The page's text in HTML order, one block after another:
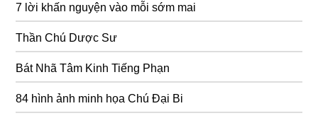
7 lời khấn nguyện vào mỗi sớm mai
Thần Chú Dược Sư
Bát Nhã Tâm Kinh Tiếng Phạn
84 hình ảnh minh họa Chú Đại Bi